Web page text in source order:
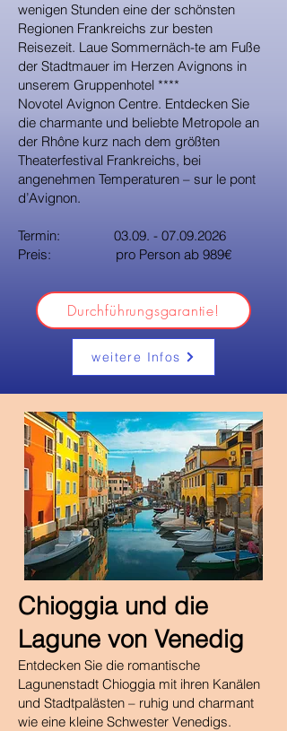
wenigen Stunden eine der schönsten
Regionen Frankreichs zur besten
Reisezeit. Laue Sommernäch-te am Fuße
der Stadtmauer im Herzen Avignons in
unserem Gruppenhotel ****
Novotel Avignon Centre. Entdecken Sie
die charmante und beliebte Metropole an
der Rhône kurz nach dem größten
Theaterfestival Frankreichs, bei
angenehmen Temperaturen – sur le pont
d’Avignon.
Termin: 03.09. - 07.09.2026
Preis: pro Person ab 989€
Durchführungsgarantie!
weitere Infos
Chioggia und die
Lagune von Venedig
Entdecken Sie die romantische
Lagunenstadt Chioggia mit ihren Kanälen
und Stadtpalästen – ruhig und charmant
wie eine kleine Schwester Venedigs.